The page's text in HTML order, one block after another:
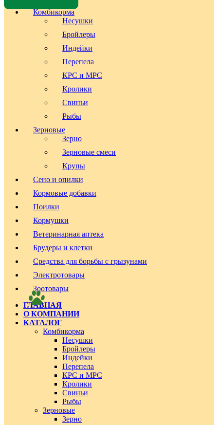
Комбикорма
Несушки
Бройлеры
Индейки
Перепела
КРС и МРС
Кролики
Свиньи
Рыбы
Зерновые
Зерно
Зерновые смеси
Крупы
Сено и опилки
Кормовые добавки
Поилки
Кормушки
Ветеринарная аптека
Брудеры и клетки
Средства для борьбы с грызунами
Электротовары
Зоотовары
ГЛАВНАЯ
О КОМПАНИИ
КАТАЛОГ
Комбикорма
Несушки
Бройлеры
Индейки
Перепела
КРС и МРС
Кролики
Свиньи
Рыбы
Зерновые
Зерно